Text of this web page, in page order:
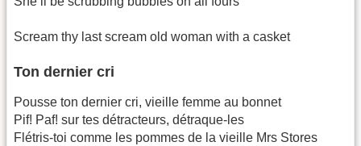
Scream thy last scream old woman with a casket
Ton dernier cri
Pousse ton dernier cri, vieille femme au bonnet
Pif! Paf! sur tes détracteurs, détraque-les
Flétris-toi comme les pommes de la vieille Mrs Stores